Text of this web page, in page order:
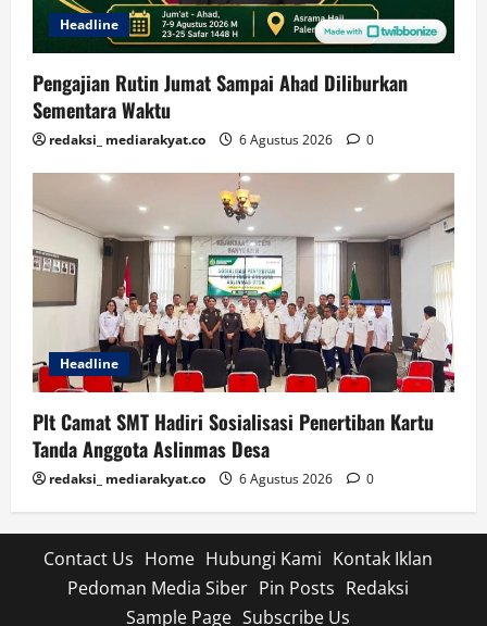
Headline
Pengajian Rutin Jumat Sampai Ahad Diliburkan
Sementara Waktu
redaksi_ mediarakyat.co 6 Agustus 2026 0
Headline
Plt Camat SMT Hadiri Sosialisasi Penertiban Kartu
Tanda Anggota Aslinmas Desa
redaksi_ mediarakyat.co 6 Agustus 2026 0
Contact Us Home Hubungi Kami Kontak Iklan
Pedoman Media Siber Pin Posts Redaksi
Sample Page Subscribe Us